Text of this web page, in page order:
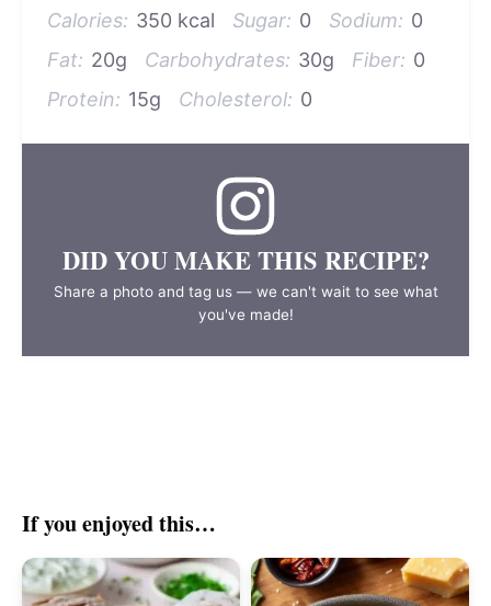
Calories: 350 kcal Sugar: 0 Sodium: 0
Fat: 20g Carbohydrates: 30g Fiber: 0
Protein: 15g Cholesterol: 0
DID YOU MAKE THIS RECIPE?
Share a photo and tag us — we can't wait to see what
you've made!
If you enjoyed this…